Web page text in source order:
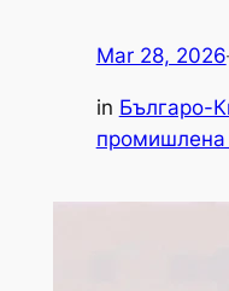
Mar 28, 2026
in Българо-
промишлена